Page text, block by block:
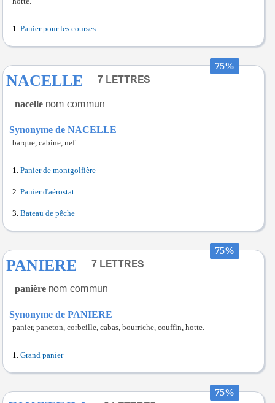
Panier pour les courses
75%
NACELLE
nacelle
Synonyme de NACELLE
barque, cabine, nef.
Panier de montgolfière
Panier d'aérostat
Bateau de pêche
75%
PANIERE
panière
Synonyme de PANIERE
panier, paneton, corbeille, cabas, bourriche, couffin, hotte.
Grand panier
75%